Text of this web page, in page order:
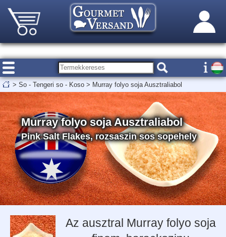
> So - Tengeri so - Koso > Murray folyo soja Ausztraliabol
Murray folyo soja Ausztraliabol
Pink Salt Flakes, rozsaszin sos sopehely
Az ausztral Murray folyo soja